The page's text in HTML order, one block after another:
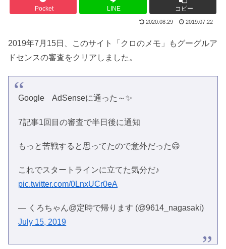
Pocket LINE コピー
2020.08.29 2019.07.22
2019年7月15日、このサイト「クロのメモ」もグーグルア
ドセンスの審査をクリアしました。
Google AdSenseに通った～✨
7記事1回目の審査で半日後に通知
もっと苦戦すると思ってたので意外だった😄
これでスタートラインに立てた気分だ♪
pic.twitter.com/0LnxUCr0eA
— くろちゃん@定時で帰ります (@9614_nagasaki)
July 15, 2019